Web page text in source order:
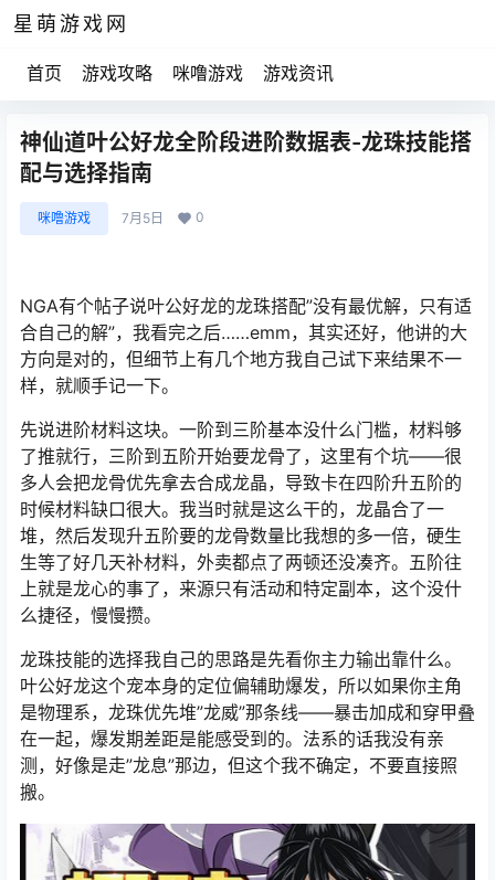
星萌游戏网
首页 游戏攻略 咪噜游戏 游戏资讯
神仙道叶公好龙全阶段进阶数据表-龙珠技能搭
配与选择指南
咪噜游戏 7月5日 0
NGA有个帖子说叶公好龙的龙珠搭配”没有最优解，只有适
合自己的解”，我看完之后……emm，其实还好，他讲的大
方向是对的，但细节上有几个地方我自己试下来结果不一
样，就顺手记一下。
先说进阶材料这块。一阶到三阶基本没什么门槛，材料够
了推就行，三阶到五阶开始要龙骨了，这里有个坑——很
多人会把龙骨优先拿去合成龙晶，导致卡在四阶升五阶的
时候材料缺口很大。我当时就是这么干的，龙晶合了一
堆，然后发现升五阶要的龙骨数量比我想的多一倍，硬生
生等了好几天补材料，外卖都点了两顿还没凑齐。五阶往
上就是龙心的事了，来源只有活动和特定副本，这个没什
么捷径，慢慢攒。
龙珠技能的选择我自己的思路是先看你主力输出靠什么。
叶公好龙这个宠本身的定位偏辅助爆发，所以如果你主角
是物理系，龙珠优先堆”龙威”那条线——暴击加成和穿甲叠
在一起，爆发期差距是能感受到的。法系的话我没有亲
测，好像是走”龙息”那边，但这个我不确定，不要直接照
搬。